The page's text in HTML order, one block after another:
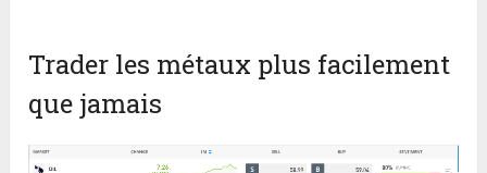
Trader les métaux plus facilement
que jamais